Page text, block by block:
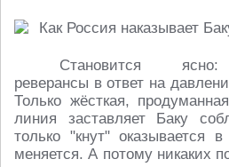
Становится ясно:
реверансы в ответ на
Только жёсткая,
линия заставляет Баку
только "кнут" оказывается
меняется. А потому никаких